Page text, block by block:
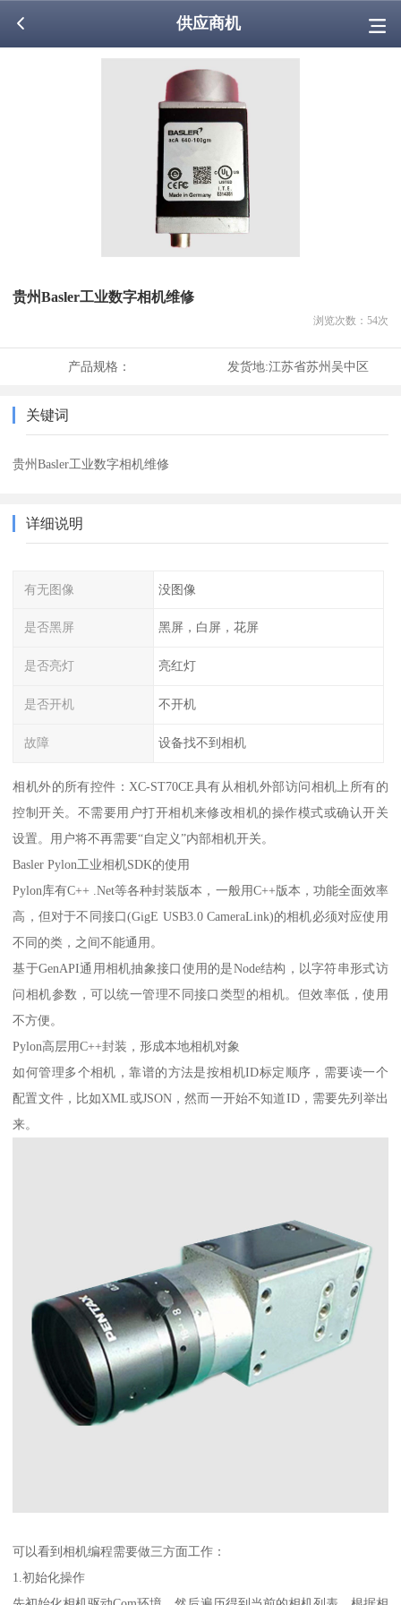
供应商机
贵州Basler工业数字相机维修
浏览次数： 54次
产品规格： 发货地:江苏省苏州吴中区
关键词
贵州Basler工业数字相机维修
详细说明
有无图像 没图像
是否黑屏 黑屏，白屏，花屏
是否亮灯 亮红灯
是否开机 不开机
故障 设备找不到相机
相机外的所有控件：XC-ST70CE具有从相机外部访问相机上所有的
控制开关。不需要用户打开相机来修改相机的操作模式或确认开关
设置。用户将不再需要“自定义”内部相机开关。
Basler Pylon工业相机SDK的使用
Pylon库有C++ .Net等各种封装版本，一般用C++版本，功能全面效率
高，但对于不同接口(GigE USB3.0 CameraLink)的相机必须对应使用
不同的类，之间不能通用。
基于GenAPI通用相机抽象接口使用的是Node结构，以字符串形式访
问相机参数，可以统一管理不同接口类型的相机。但效率低，使用
不方便。
Pylon高层用C++封装，形成本地相机对象
如何管理多个相机，靠谱的方法是按相机ID标定顺序，需要读一个
配置文件，比如XML或JSON，然而一开始不知道ID，需要先列举出
来。
可以看到相机编程需要做三方面工作：
1.初始化操作